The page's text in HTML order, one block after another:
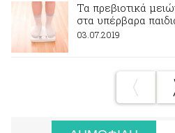
Τα πρεβιοτικά
στα υπέρβαρα
03.07.2019